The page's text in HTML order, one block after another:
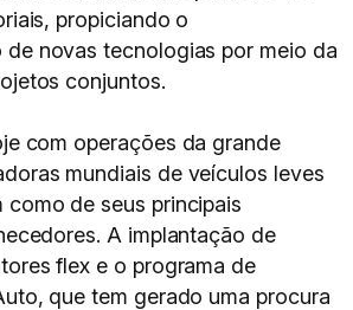
propiciando o
de novas tecnologias por meio da
conjuntos.
com operações da grande
mundiais de veículos leves
como de seus principais
A implantação de
flex e o programa de
que tem gerado uma procura